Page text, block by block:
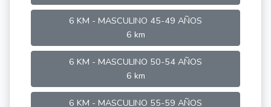
6 KM - MASCULINO 45-49 AÑOS
6 km
6 KM - MASCULINO 50-54 AÑOS
6 km
6 KM - MASCULINO 55-59 AÑOS